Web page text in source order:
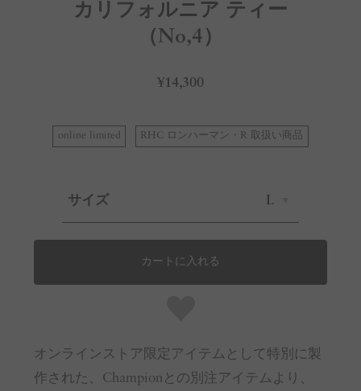
カリフォルニア ティー
（No,4）
¥14,300
online limited RHC ロンハーマン・R 取扱い商品
サイズ L
カートに入れる
オンラインストア限定アイテムとして特別に製
作された、Championとの別注アイテムより、